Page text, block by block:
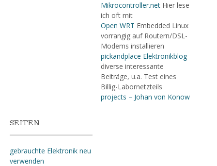
Mikrocontroller.netHier lese
ich oft mit
Open WRT Embedded Linux
vorrangig auf Routern/DSL-
Modems installieren
pickandplace Elektronikblog
diverse interessante
Beiträge, u.a. Test eines
Billig-Labornetzteils
projects – Johan von Konow
SEITEN
gebrauchte Elektronik neu
verwenden